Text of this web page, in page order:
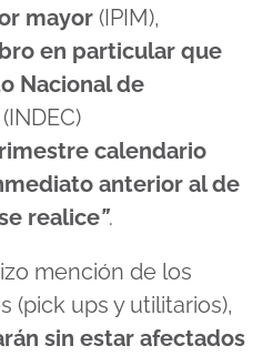
mayor (IPIM),
en particular que
Nacional de
(INDEC)
calendario
anterior al de
realice”.
mención de los
(pick ups y utilitarios),
sin estar afectados